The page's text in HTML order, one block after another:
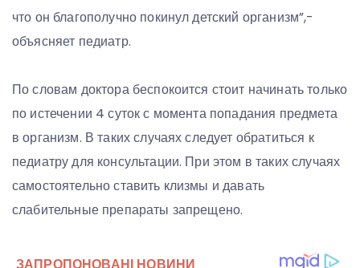
что он благополучно покинул детский организм”,-
объясняет педиатр.
По словам доктора беспокоится стоит начинать только
по истечении 4 суток с момента попадания предмета
в организм. В таких случаях следует обратиться к
педиатру для консультации. При этом в таких случаях
самостоятельно ставить клизмы и давать
слабительные препараты запрещено.⠀⁣